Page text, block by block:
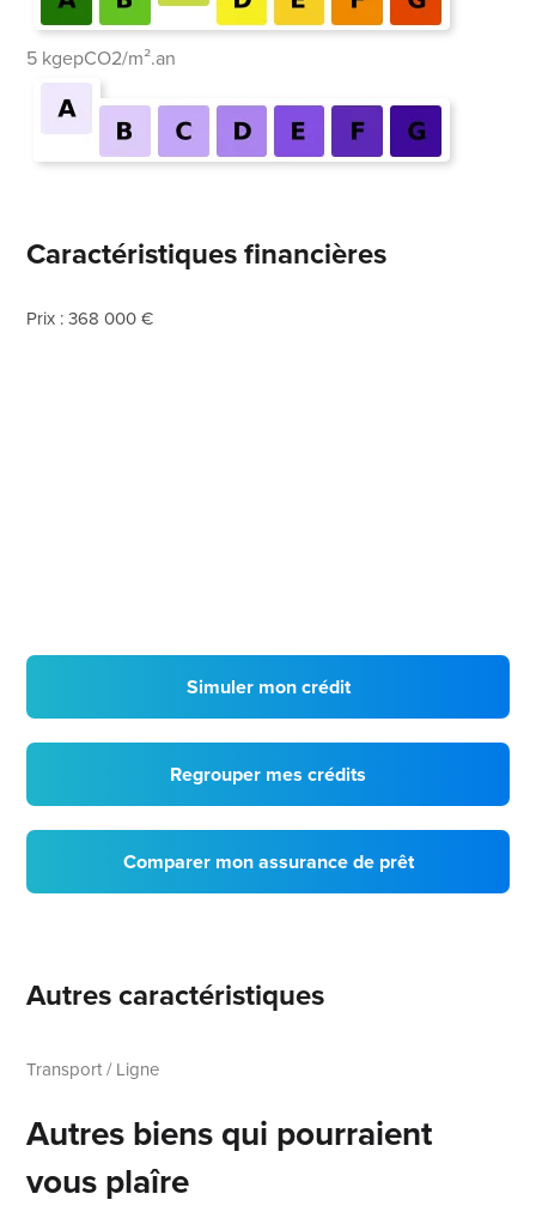
5 kgepCO2/m².an
Caractéristiques financières
Prix : 368 000 €
Simuler mon crédit
Regrouper mes crédits
Comparer mon assurance de prêt
Autres caractéristiques
Transport / Ligne
Autres biens qui pourraient
vous plaîre